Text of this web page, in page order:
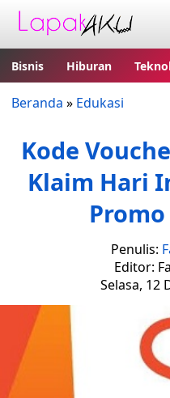
Bisnis Hiburan
Beranda » Edukasi
Kode
Klaim Hari
Penulis:
Editor:
Selasa, 12